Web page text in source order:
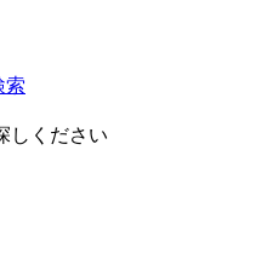
索
しください